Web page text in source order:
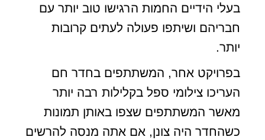
בעלי הידיים החמות הרגישו טוב יותר עם
חבריהם ושיתפו פעולה לעתים קרובות
יותר.
בפרויקט אחר, המשתתפים בחדר חם
העריכו צילומי ספל בקלילות רבה יותר
מאשר המשתתפים שצפו באותן תמונות
כשהחדר היה צונן, אם אתה מנסה להרשים